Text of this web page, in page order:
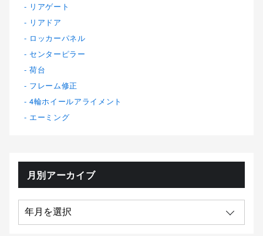
リアゲート
リアドア
ロッカーパネル
センターピラー
荷台
フレーム修正
4輪ホイールアライメント
エーミング
月別アーカイブ